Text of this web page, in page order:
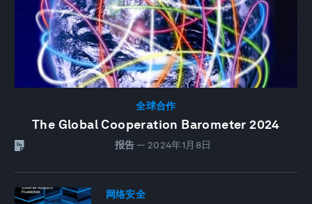
全球合作
The Global Cooperation Barometer 2024
报告 — 2024年1月8日
网络安全